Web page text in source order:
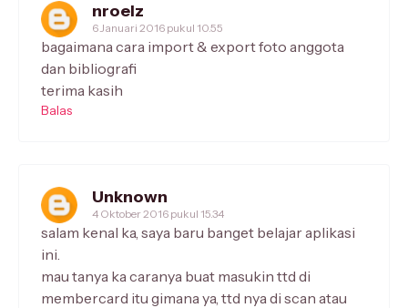
nroelz
6 Januari 2016 pukul 10.55
bagaimana cara import & export foto anggota
dan bibliografi
terima kasih
Balas
Unknown
4 Oktober 2016 pukul 15.34
salam kenal ka, saya baru banget belajar aplikasi
ini.
mau tanya ka caranya buat masukin ttd di
membercard itu gimana ya, ttd nya di scan atau